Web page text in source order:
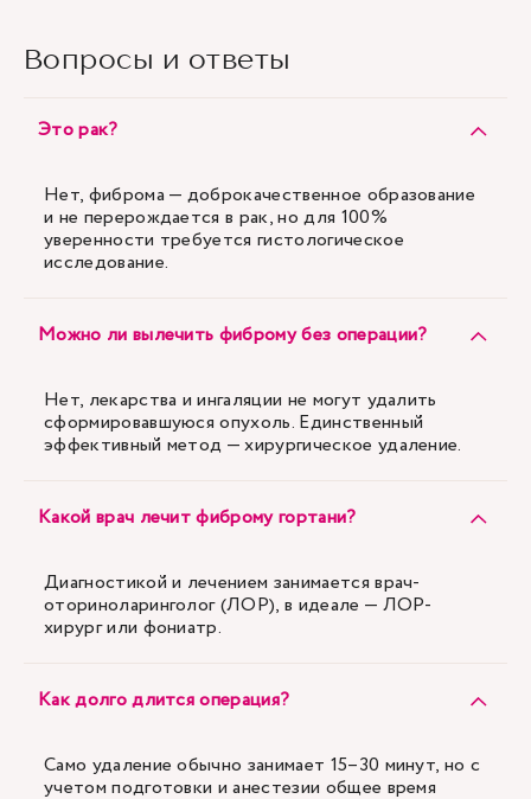
Вопросы и ответы
Это рак?
Нет, фиброма — доброкачественное образование
и не перерождается в рак, но для 100%
уверенности требуется гистологическое
исследование.
Можно ли вылечить фиброму без операции?
Нет, лекарства и ингаляции не могут удалить
сформировавшуюся опухоль. Единственный
эффективный метод — хирургическое удаление.
Какой врач лечит фиброму гортани?
Диагностикой и лечением занимается врач-
оториноларинголог (ЛОР), в идеале — ЛОР-
хирург или фониатр.
Как долго длится операция?
Само удаление обычно занимает 15–30 минут, но с
учетом подготовки и анестезии общее время